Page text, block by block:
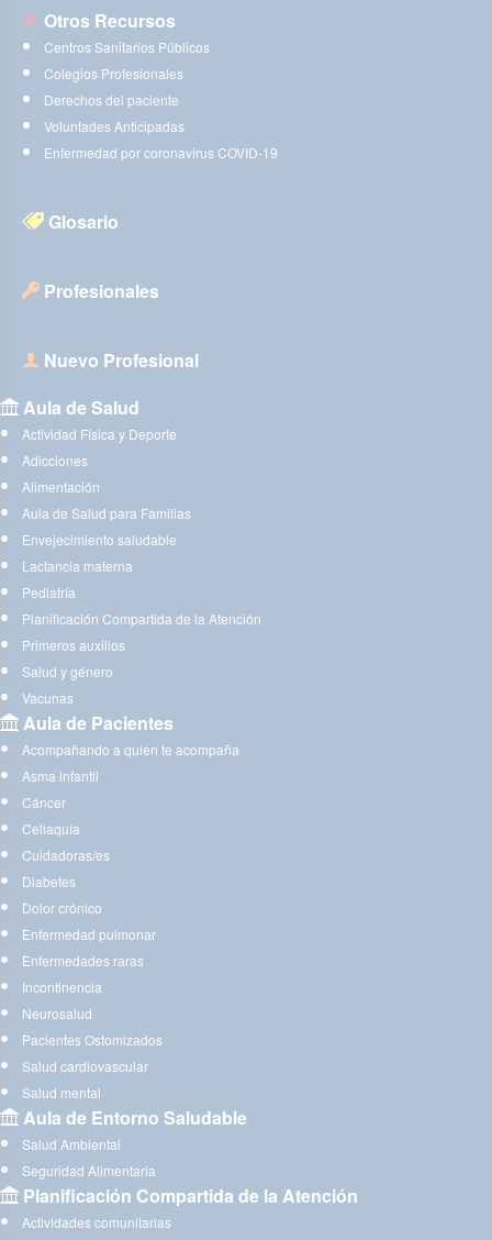
Otros Recursos
Centros Sanitarios Públicos
Colegios Profesionales
Derechos del paciente
Voluntades Anticipadas
Enfermedad por coronavirus COVID-19
Glosario
Profesionales
Nuevo Profesional
Aula de Salud
Actividad Física y Deporte
Adicciones
Alimentación
Aula de Salud para Familias
Envejecimiento saludable
Lactancia materna
Pediatría
Planificación Compartida de la Atención
Primeros auxilios
Salud y género
Vacunas
Aula de Pacientes
Acompañando a quien te acompaña
Asma infantil
Cáncer
Celiaquía
Cuidadoras/es
Diabetes
Dolor crónico
Enfermedad pulmonar
Enfermedades raras
Incontinencia
Neurosalud
Pacientes Ostomizados
Salud cardiovascular
Salud mental
Aula de Entorno Saludable
Salud Ambiental
Seguridad Alimentaria
Planificación Compartida de la Atención
Actividades comunitarias